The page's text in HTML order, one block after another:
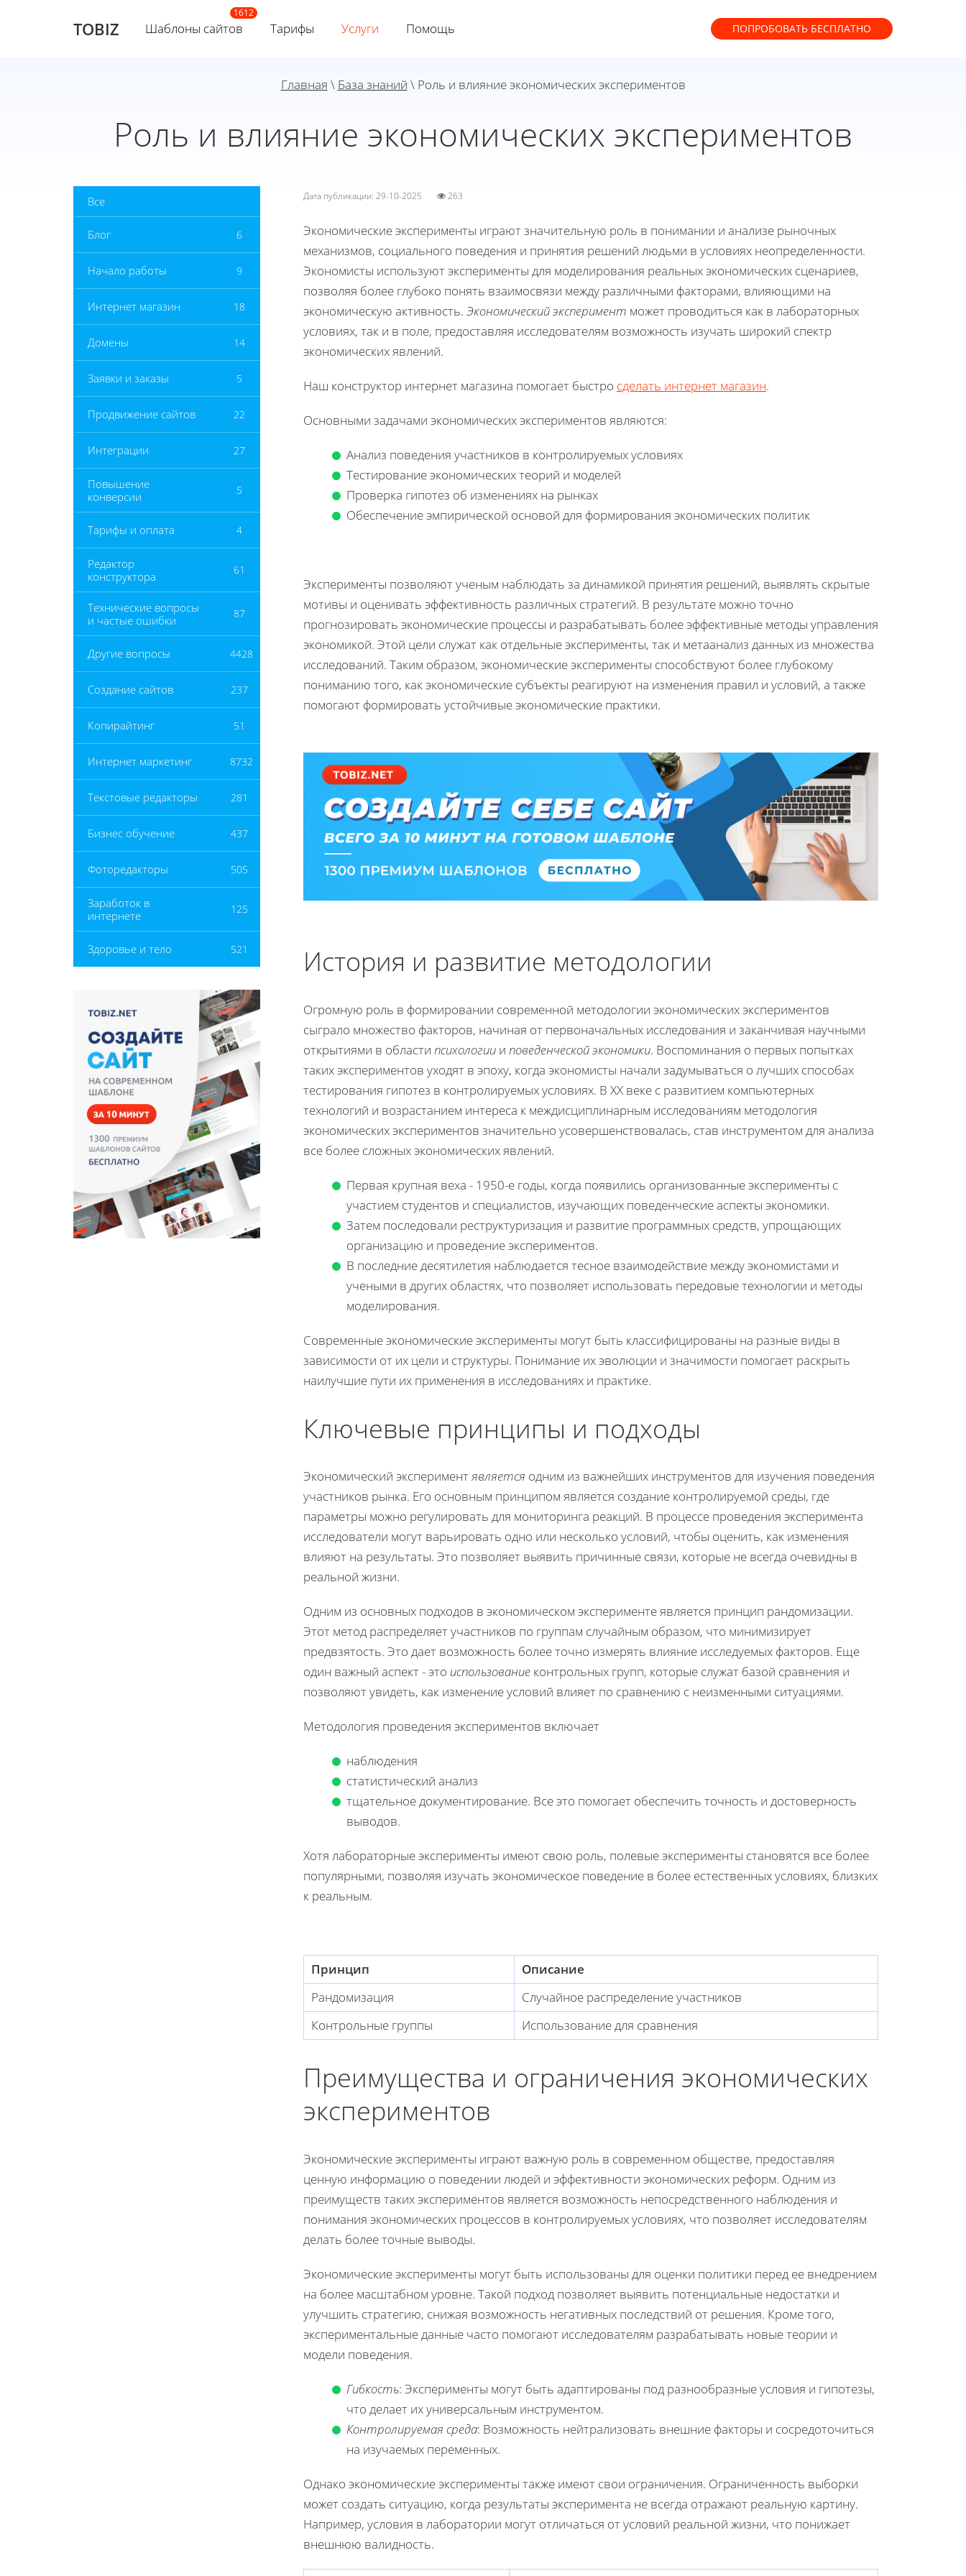
TOBIZ Шаблоны сайтов Тарифы Услуги Помощь ПОПРОБОВАТЬ БЕСПЛАТНО
Главная \ База знаний \ Роль и влияние экономических экспериментов
Роль и влияние экономических экспериментов
Все
Блог 6
Начало работы 9
Интернет магазин 18
Домены 14
Заявки и заказы 5
Продвижение сайтов 22
Интеграции 27
Повышение
конверсии
5
Тарифы и оплата 4
Редактор
конструктора
61
Технические вопросы
и частые ошибки
87
Другие вопросы 4428
Создание сайтов 237
Копирайтинг 51
Интернет маркетинг 8732
Текстовые редакторы 281
Бизнес обучение 437
Фоторедакторы 505
Заработок в
интернете
125
Здоровье и тело 521
Дата публикации: 29-10-2025 263
Экономические эксперименты играют значительную роль в понимании и анализе рыночных
механизмов, социального поведения и принятия решений людьми в условиях неопределенности.
Экономисты используют эксперименты для моделирования реальных экономических сценариев,
позволяя более глубоко понять взаимосвязи между различными факторами, влияющими на
экономическую активность. Экономический эксперимент может проводиться как в лабораторных
условиях, так и в поле, предоставляя исследователям возможность изучать широкий спектр
экономических явлений.
Наш конструктор интернет магазина помогает быстро сделать интернет магазин.
Основными задачами экономических экспериментов являются:
Анализ поведения участников в контролируемых условиях
Тестирование экономических теорий и моделей
Проверка гипотез об изменениях на рынках
Обеспечение эмпирической основой для формирования экономических политик
Эксперименты позволяют ученым наблюдать за динамикой принятия решений, выявлять скрытые
мотивы и оценивать эффективность различных стратегий. В результате можно точно
прогнозировать экономические процессы и разрабатывать более эффективные методы управления
экономикой. Этой цели служат как отдельные эксперименты, так и метаанализ данных из множества
исследований. Таким образом, экономические эксперименты способствуют более глубокому
пониманию того, как экономические субъекты реагируют на изменения правил и условий, а также
помогают формировать устойчивые экономические практики.
История и развитие методологии
Огромную роль в формировании современной методологии экономических экспериментов
сыграло множество факторов, начиная от первоначальных исследования и заканчивая научными
открытиями в области психологии и поведенческой экономики. Воспоминания о первых попытках
таких экспериментов уходят в эпоху, когда экономисты начали задумываться о лучших способах
тестирования гипотез в контролируемых условиях. В XX веке с развитием компьютерных
технологий и возрастанием интереса к междисциплинарным исследованиям методология
экономических экспериментов значительно усовершенствовалась, став инструментом для анализа
все более сложных экономических явлений.
Первая крупная веха - 1950-е годы, когда появились организованные эксперименты с
участием студентов и специалистов, изучающих поведенческие аспекты экономики.
Затем последовали реструктуризация и развитие программных средств, упрощающих
организацию и проведение экспериментов.
В последние десятилетия наблюдается тесное взаимодействие между экономистами и
учеными в других областях, что позволяет использовать передовые технологии и методы
моделирования.
Современные экономические эксперименты могут быть классифицированы на разные виды в
зависимости от их цели и структуры. Понимание их эволюции и значимости помогает раскрыть
наилучшие пути их применения в исследованиях и практике.
Ключевые принципы и подходы
Экономический экспериментявляется одним из важнейших инструментов для изучения поведения
участников рынка. Его основным принципом является создание контролируемой среды, где
параметры можно регулировать для мониторинга реакций. В процессе проведения эксперимента
исследователи могут варьировать одно или несколько условий, чтобы оценить, как изменения
влияют на результаты. Это позволяет выявить причинные связи, которые не всегда очевидны в
реальной жизни.
Одним из основных подходов в экономическом эксперименте является принцип рандомизации.
Этот метод распределяет участников по группам случайным образом, что минимизирует
предвзятость. Это дает возможность более точно измерять влияние исследуемых факторов. Еще
один важный аспект - это использование контрольных групп, которые служат базой сравнения и
позволяют увидеть, как изменение условий влияет по сравнению с неизменными ситуациями.
Методология проведения экспериментов включает
наблюдения
статистический анализ
тщательное документирование. Все это помогает обеспечить точность и достоверность
выводов.
Хотя лабораторные эксперименты имеют свою роль, полевые эксперименты становятся все более
популярными, позволяя изучать экономическое поведение в более естественных условиях, близких
к реальным.
Принцип
Описание
Рандомизация
Случайное распределение участников
Контрольные группы
Использование для сравнения
Преимущества и ограничения экономических
экспериментов
Экономические эксперименты играют важную роль в современном обществе, предоставляя
ценную информацию о поведении людей и эффективности экономических реформ. Одним из
преимуществ таких экспериментов является возможность непосредственного наблюдения и
понимания экономических процессов в контролируемых условиях, что позволяет исследователям
делать более точные выводы.
Экономические эксперименты могут быть использованы для оценки политики перед ее внедрением
на более масштабном уровне. Такой подход позволяет выявить потенциальные недостатки и
улучшить стратегию, снижая возможность негативных последствий от решения. Кроме того,
экспериментальные данные часто помогают исследователям разрабатывать новые теории и
модели поведения.
Гибкость: Эксперименты могут быть адаптированы под разнообразные условия и гипотезы,
что делает их универсальным инструментом.
Контролируемая среда: Возможность нейтрализовать внешние факторы и сосредоточиться
на изучаемых переменных.
Однако экономические эксперименты также имеют свои ограничения. Ограниченность выборки
может создать ситуацию, когда результаты эксперимента не всегда отражают реальную картину.
Например, условия в лаборатории могут отличаться от условий реальной жизни, что понижает
внешнюю валидность.